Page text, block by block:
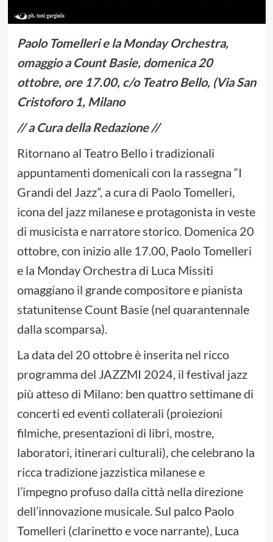
Paolo Tomelleri e la Monday Orchestra,
omaggio a Count Basie, domenica 20
ottobre, ore 17.00, c/o Teatro Bello, (Via San
Cristoforo 1, Milano
// a Cura della Redazione //
Ritornano al Teatro Bello i tradizionali
appuntamenti domenicali con la rassegna “I
Grandi del Jazz”, a cura di Paolo Tomelleri,
icona del jazz milanese e protagonista in veste
di musicista e narratore storico. Domenica 20
ottobre, con inizio alle 17.00, Paolo Tomelleri
e la Monday Orchestra di Luca Missiti
omaggiano il grande compositore e pianista
statunitense Count Basie (nel quarantennale
dalla scomparsa).
La data del 20 ottobre è inserita nel ricco
programma del JAZZMI 2024, il festival jazz
più atteso di Milano: ben quattro settimane di
concerti ed eventi collaterali (proiezioni
filmiche, presentazioni di libri, mostre,
laboratori, itinerari culturali), che celebrano la
ricca tradizione jazzistica milanese e
l’impegno profuso dalla città nella direzione
dell’innovazione musicale. Sul palco Paolo
Tomelleri (clarinetto e voce narrante), Luca